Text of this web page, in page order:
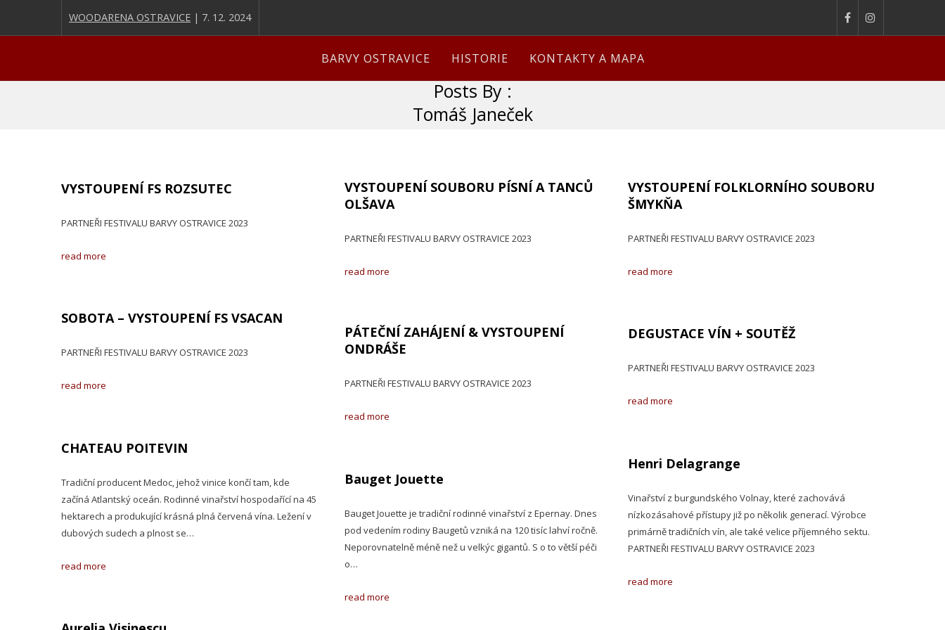
WOODARENA OSTRAVICE | 7. 12. 2024
BARVY OSTRAVICE HISTORIE KONTAKTY A MAPA
Posts By :
Tomáš Janeček
VYSTOUPENÍ FS ROZSUTEC
PARTNEŘI FESTIVALU BARVY OSTRAVICE 2023
read more
VYSTOUPENÍ SOUBORU PÍSNÍ A TANCŮ
OLŠAVA
PARTNEŘI FESTIVALU BARVY OSTRAVICE 2023
read more
VYSTOUPENÍ FOLKLORNÍHO SOUBORU
ŠMYKŇA
PARTNEŘI FESTIVALU BARVY OSTRAVICE 2023
read more
SOBOTA – VYSTOUPENÍ FS VSACAN
PARTNEŘI FESTIVALU BARVY OSTRAVICE 2023
read more
PÁTEČNÍ ZAHÁJENÍ & VYSTOUPENÍ
ONDRÁŠE
PARTNEŘI FESTIVALU BARVY OSTRAVICE 2023
read more
DEGUSTACE VÍN + SOUTĚŽ
PARTNEŘI FESTIVALU BARVY OSTRAVICE 2023
read more
CHATEAU POITEVIN
Tradiční producent Medoc, jehož vinice končí tam, kde
začíná Atlantský oceán. Rodinné vinařství hospodařící na 45
hektarech a produkující krásná plná červená vína. Ležení v
dubových sudech a plnost se…
read more
Henri Delagrange
Vinařství z burgundského Volnay, které zachovává
nízkozásahové přístupy již po několik generací. Výrobce
primárně tradičních vín, ale také velice příjemného sektu.
PARTNEŘI FESTIVALU BARVY OSTRAVICE 2023
read more
Bauget Jouette
Bauget Jouette je tradiční rodinné vinařství z Epernay. Dnes
pod vedením rodiny Baugetů vzniká na 120 tisíc lahví ročně.
Neporovnatelně méně než u velkýc gigantů. S o to větší péči
o…
read more